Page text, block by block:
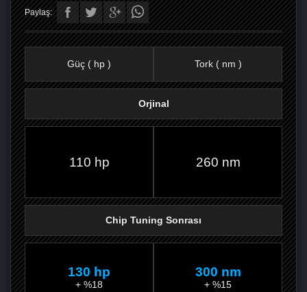
Paylaş:
Güç ( hp ) Tork ( nm )
Orjinal
110 hp 260 nm
Chip Tuning Sonrası
130 hp
+ %18
300 nm
+ %15